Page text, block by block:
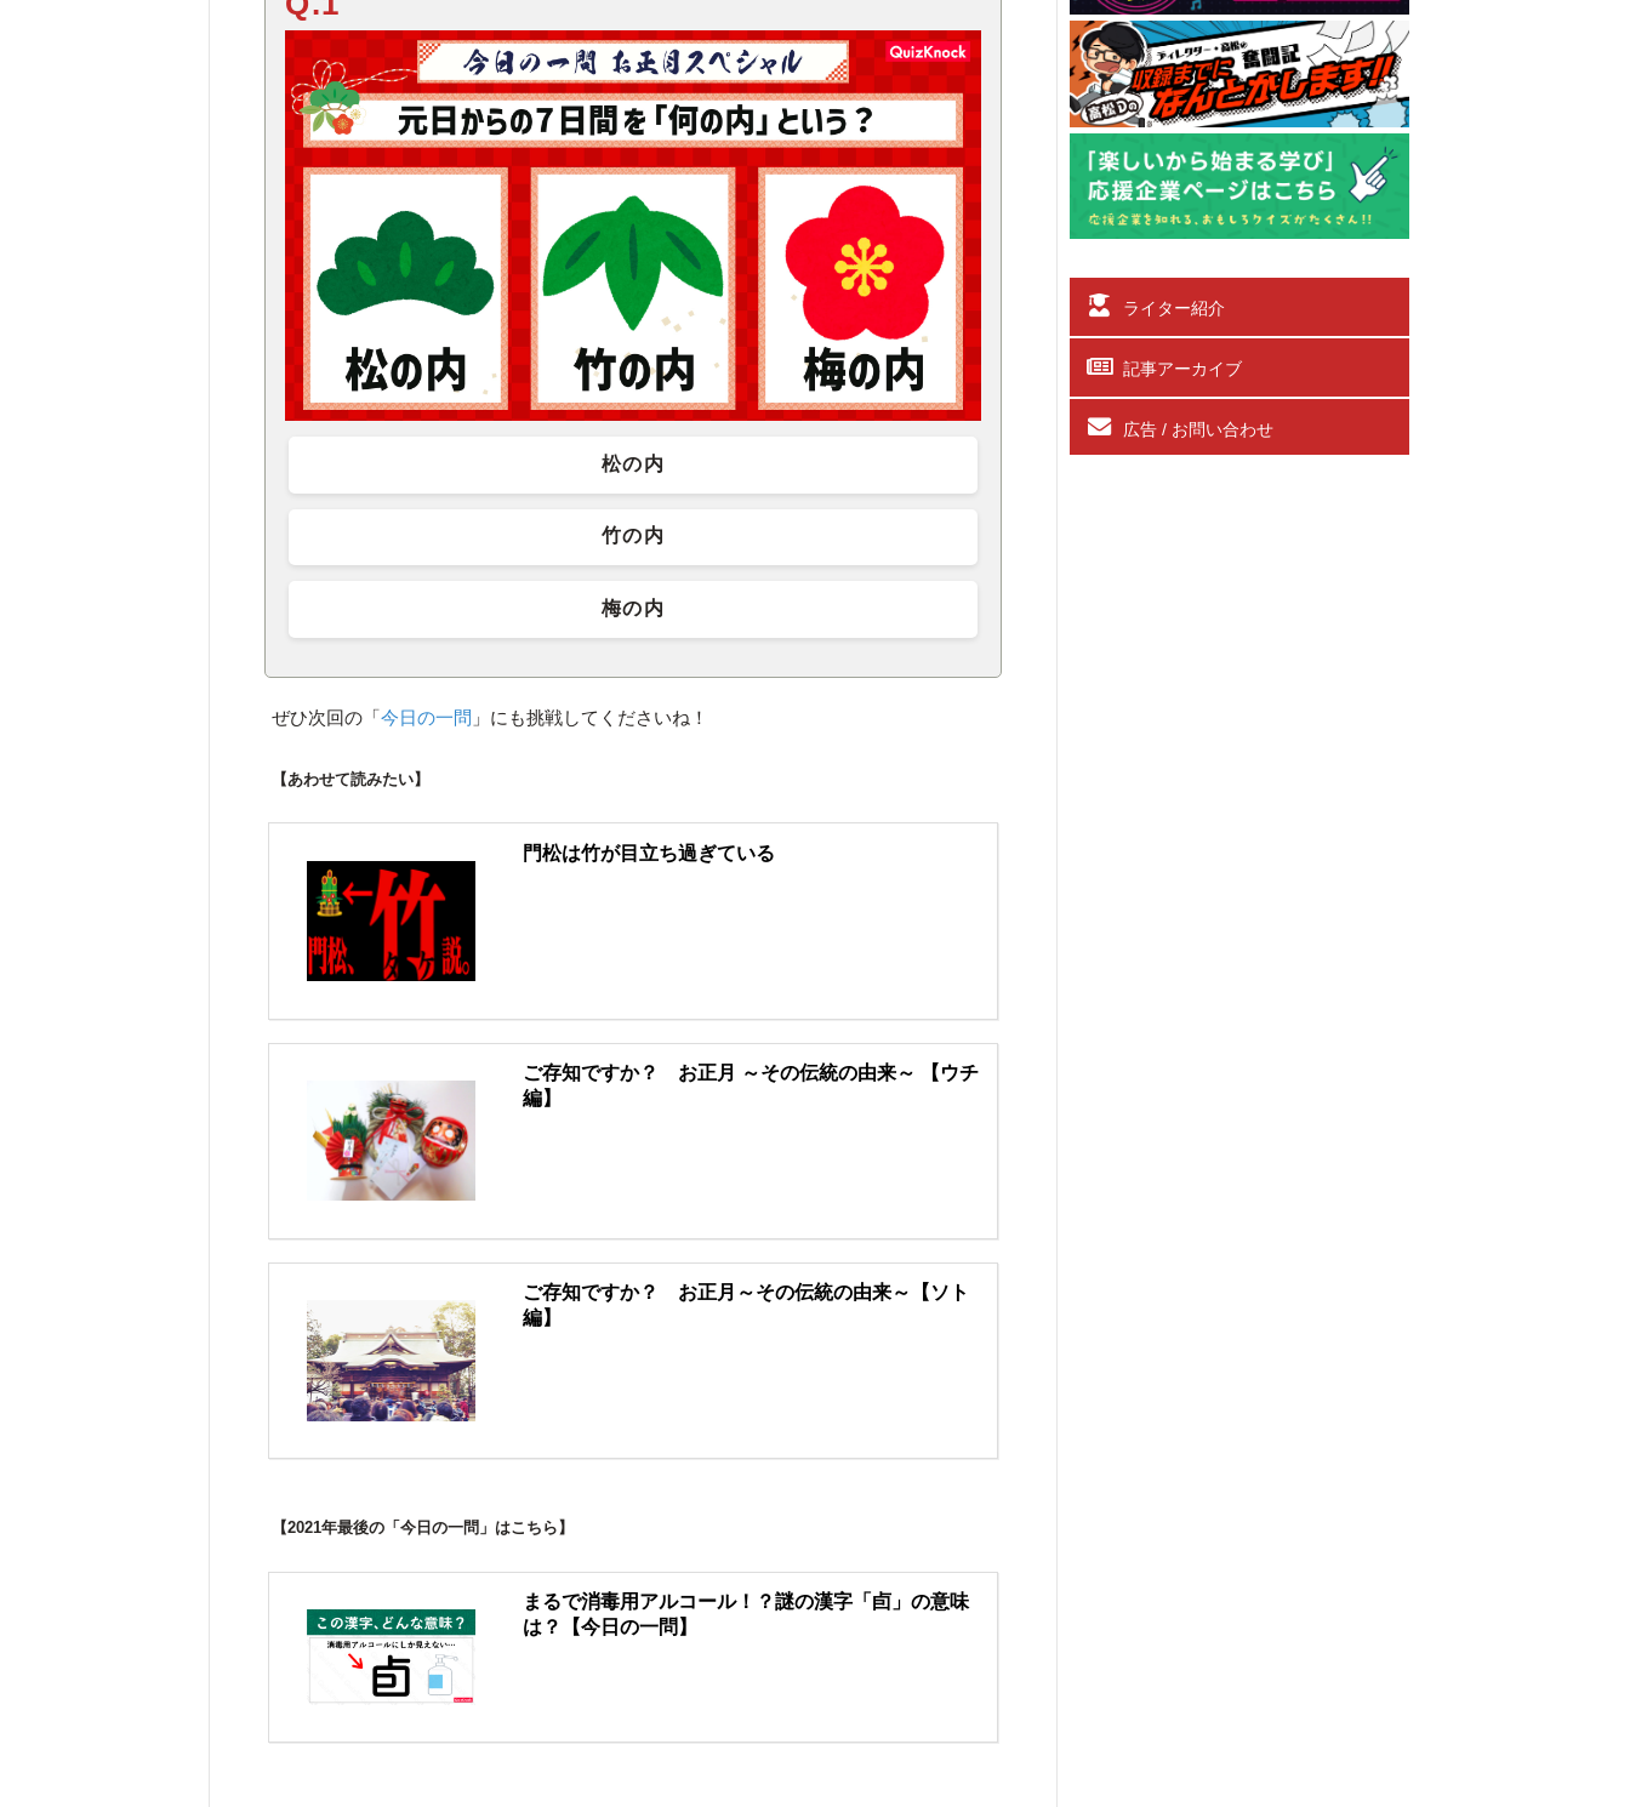
松の内
竹の内
梅の内
ぜひ次回の「今日の一問 」にも挑戦してくださいね！
【あわせて読みたい】
門松は竹が目立ち過ぎている
ご存知ですか？ お正月 ～その伝統の由来～ 【ウチ
編】
ご存知ですか？ お正月～その伝統の由来～【ソト
編】
【2021年最後の「今日の一問」はこちら】
まるで消毒用アルコール！？謎の漢字「卣」の意味
は？【今日の一問】
ライター紹介
記事アーカイブ
広告 / お問い合わせ